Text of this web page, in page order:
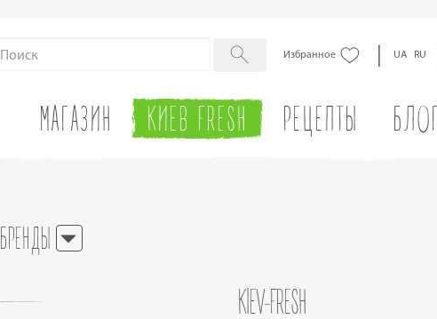
Избранное | UA RU
МАГАЗИН КИЕВ FRESH РЕЦЕПТЫ БЛОГ
БРЕНДЫ
KIEV-FRESH